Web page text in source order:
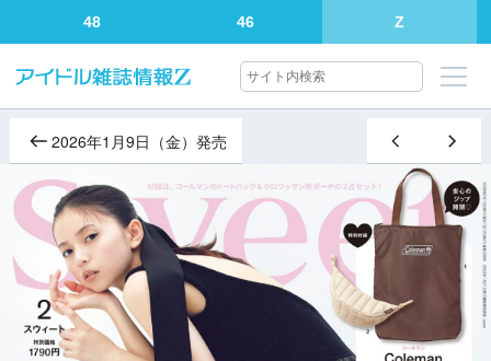
48 46 Z
2026年1月9日（金）発売